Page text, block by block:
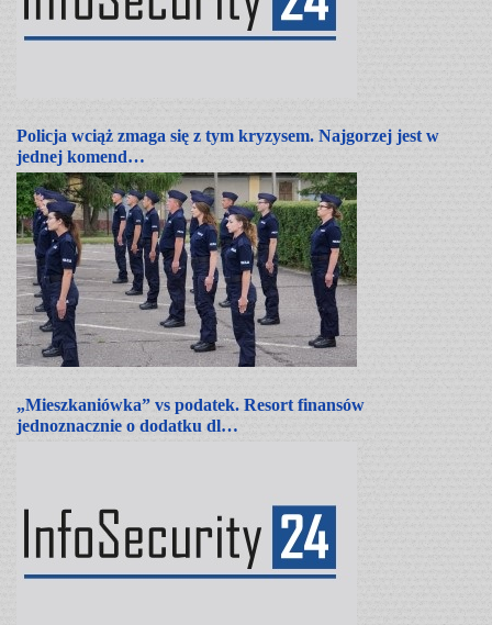
Policja wciąż zmaga się z tym kryzysem. Najgorzej jest w
jednej komend…
„Mieszkaniówka” vs podatek. Resort finansów
jednoznacznie o dodatku dl…